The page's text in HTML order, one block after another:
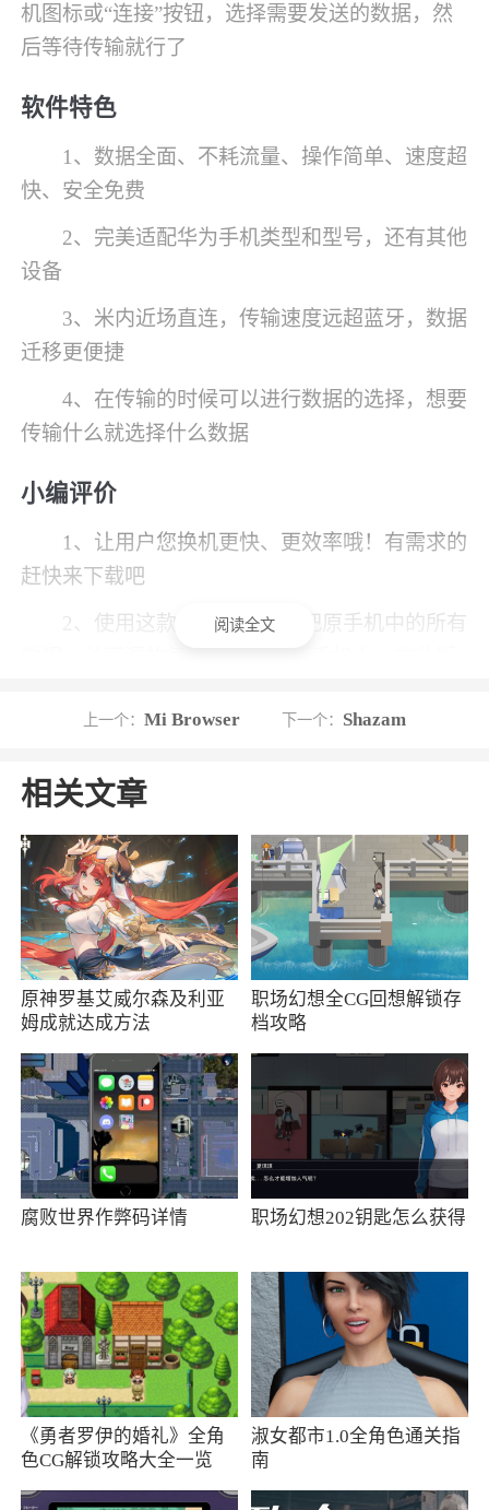
机图标或“连接”按钮，选择需要发送的数据，然
后等待传输就行了
软件特色
1、数据全面、不耗流量、操作简单、速度超
快、安全免费
2、完美适配华为手机类型和型号，还有其他
设备
3、米内近场直连，传输速度远超蓝牙，数据
迁移更便捷
4、在传输的时候可以进行数据的选择，想要
传输什么就选择什么数据
小编评价
1、让用户您换机更快、更效率哦！有需求的
赶快来下载吧
2、使用这款软件可以让你把原手机中的所有
去，不用再担心换手机会丢失重要聊天信息，功
费任何时间
3、这里面有超多的换机方法可以使用，可以
帮助用户进行换机，对多个设备中的数据进行传
输，传输的速度是非常快速的，可以帮助用户快
速的进行手机的克隆，用户如果想要进行手机克
隆，就下载软件，进行使用吧
阅读全文
上一个： Mi Browser 下一个： Shazam
相关文章
原神罗基艾威尔森及利亚
姆成就达成方法
职场幻想全CG回想解锁存
档攻略
腐败世界作弊码详情 职场幻想202钥匙怎么获得
《勇者罗伊的婚礼》全角
色CG解锁攻略大全一览
淑女都市1.0全角色通关指
南